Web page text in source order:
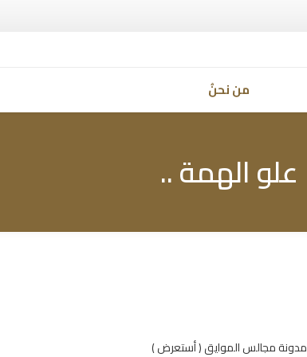
من نحنُ
علو الهمة ..
مدونة مجالس الموايق ( أستعرض )